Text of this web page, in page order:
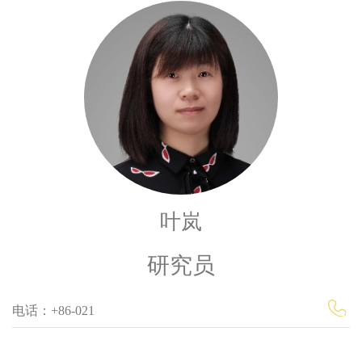
叶岚
研究员
电话：+86-021